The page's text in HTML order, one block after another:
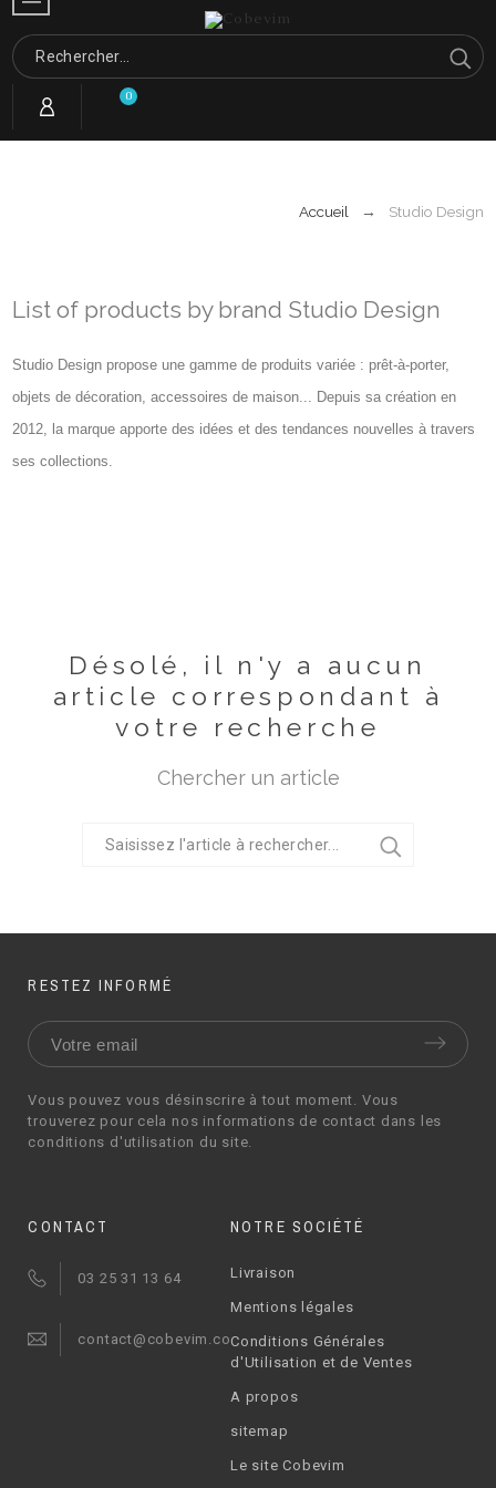
0
Accueil Studio Design
List of products by brand Studio Design
Studio Design propose une gamme de produits variée : prêt-à-porter,
objets de décoration, accessoires de maison... Depuis sa création en
2012, la marque apporte des idées et des tendances nouvelles à travers
ses collections.
Désolé, il n'y a aucun
article correspondant à
votre recherche
Chercher un article
RESTEZ INFORMÉ
Vous pouvez vous désinscrire à tout moment. Vous
trouverez pour cela nos informations de contact dans les
conditions d'utilisation du site.
CONTACT
03 25 31 13 64
contact@cobevim.com
NOTRE SOCIÉTÉ
Livraison
Mentions légales
Conditions Générales
d'Utilisation et de Ventes
A propos
sitemap
Le site Cobevim